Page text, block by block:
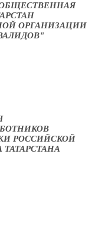
ОРГАНИЗАЦИИ
РОССИЙСКОЙ